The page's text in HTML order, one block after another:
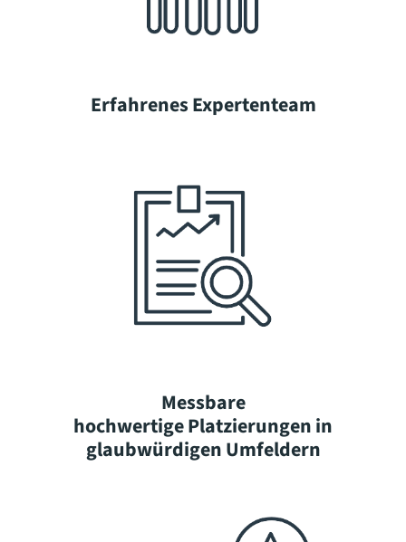
Erfahrenes Expertenteam
Messbare
hochwertige Platzierungen in
glaubwürdigen Umfeldern